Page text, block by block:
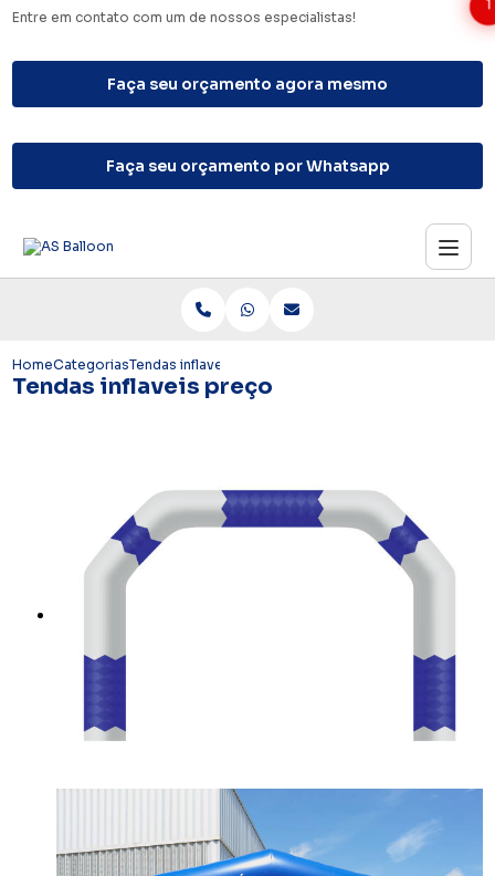
Entre em contato com um de nossos especialistas!
Faça seu orçamento agora mesmo
Faça seu orçamento por Whatsapp
HomeCategoriasTendas inflaveis preço
Tendas inflaveis preço
1